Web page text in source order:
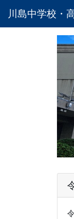
川島中学校・